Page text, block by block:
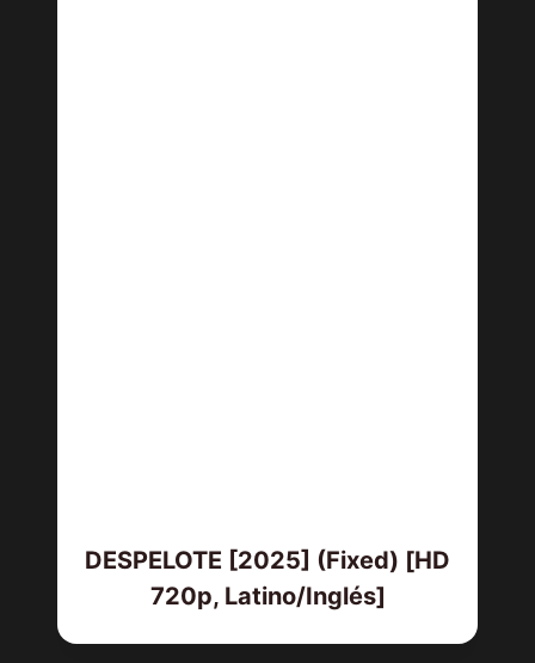
DESPELOTE [2025] (Fixed) [HD
720p, Latino/Inglés]